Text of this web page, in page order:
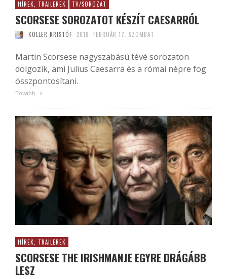
HÍREK, TRAILEREK TV/SOROZAT
SCORSESE SOROZATOT KÉSZÍT CAESARRÓL
KÖLLER KRISTÓF 2018. FEBRUÁR 17. SZOMBAT
Martin Scorsese nagyszabású tévé sorozaton
dolgozik, ami Julius Caesarra és a római népre fog
összpontosítani.
Tovább
HÍREK, TRAILEREK
SCORSESE THE IRISHMANJE EGYRE DRÁGÁBB
LESZ